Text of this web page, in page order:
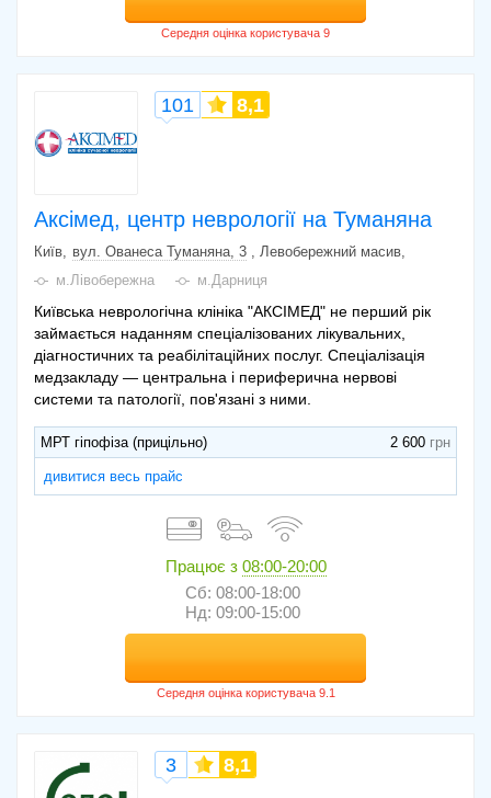
Аксімед, центр неврології на Туманяна
101 8,1
Київ вул. Ованеса Туманяна, 3 , Левобережний масив
м.Лівобережна
м.Дарниця
Київська неврологічна клініка "АКСІМЕД" не перший рік
займається наданням спеціалізованих лікувальних,
діагностичних та реабілітаційних послуг. Спеціалізація
медзакладу — центральна і периферична нервові
системи та патології, пов'язані з ними.
МРТ гіпофіза (прицільно) 2 600
дивитися весь прайс
Працює з 08:00-20:00
Сб: 08:00-18:00
Нд: 09:00-15:00
3 8,1